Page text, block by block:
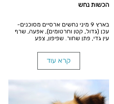
הכשות נחש
בארץ 9 מיני נחשים ארסיים מסוכנים-
עכן (גדול, קטן וחרטומים), אפעה, שרף
עין גדי, פתן שחור. שפיפון, צפע
ההכשות בארץ בבני אדם ובע"ח הן מצפע
מצוי. הוא אמנם אינו הארסי ביותר מבין
תשעת הנחשים אך הנפוץ ביותר ולכן
קרא עוד